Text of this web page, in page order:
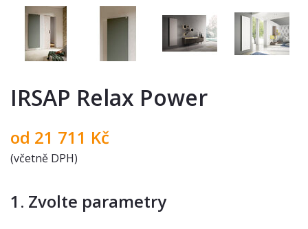
IRSAP Relax Power
od 21 711 Kč
(včetně DPH)
1. Zvolte parametry